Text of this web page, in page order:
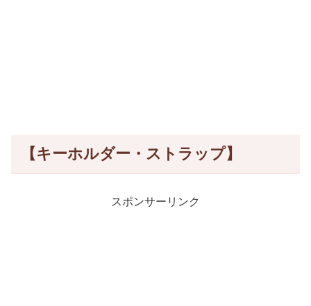
【キーホルダー・ストラップ】
スポンサーリンク